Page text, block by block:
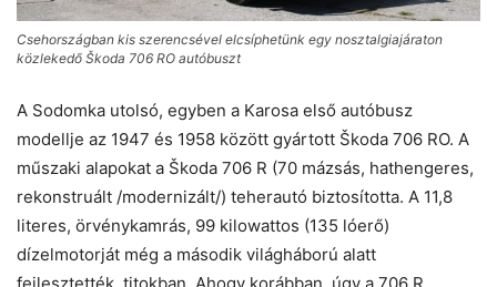
Csehországban kis szerencsével elcsíphetünk egy nosztalgiajáraton
közlekedő Škoda 706 RO autóbuszt
A Sodomka utolsó, egyben a Karosa első autóbusz
modellje az 1947 és 1958 között gyártott Škoda 706 RO. A
műszaki alapokat a Škoda 706 R (70 mázsás, hathengeres,
rekonstruált /modernizált/) teherautó biztosította. A 11,8
literes, örvénykamrás, 99 kilowattos (135 lóerő)
dízelmotorját még a második világháború alatt